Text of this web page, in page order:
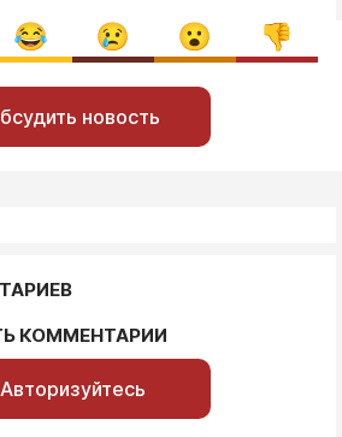
новость
КОММЕНТАРИИ
Авторизуйтесь